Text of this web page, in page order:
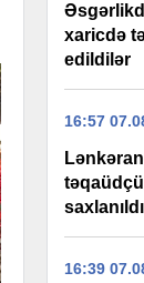
xaricdə
edildilər
16:57
saxlanıldı
16:39